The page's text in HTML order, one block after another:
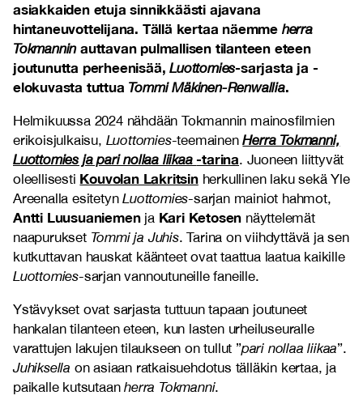
asiakkaiden etuja sinnikkäästi ajavana
hintaneuvottelijana. Tällä kertaa näemme herra
Tokmanninauttavan pulmallisen tilanteen eteen
joutunutta perheenisää,Luottomies-sarjasta ja -
elokuvasta tuttua Tommi Mäkinen-Renwallia.
Helmikuussa 2024 nähdään Tokmannin mainosfilmien
erikoisjulkaisu, Luottomies-teemainenHerra Tokmanni,
Luottomies ja pari nollaa liikaa -tarina. Juoneen liittyvät
oleellisesti Kouvolan Lakritsinherkullinen laku sekä Yle
Areenalla esitetynLuottomies-sarjan mainiot hahmot,
Antti Luusuaniemenja Kari Ketosen näyttelemät
naapurukset Tommi ja Juhis. Tarina on viihdyttävä ja sen
kutkuttavan hauskat käänteet ovat taattua laatua kaikille
Luottomies-sarjan vannoutuneille faneille.
Ystävykset ovat sarjasta tuttuun tapaan joutuneet
hankalan tilanteen eteen, kun lasten urheiluseuralle
varattujen lakujen tilaukseen on tullut ”pari nollaa liikaa”.
Juhiksella on asiaan ratkaisuehdotus tälläkin kertaa, ja
paikalle kutsutaanherra Tokmanni.